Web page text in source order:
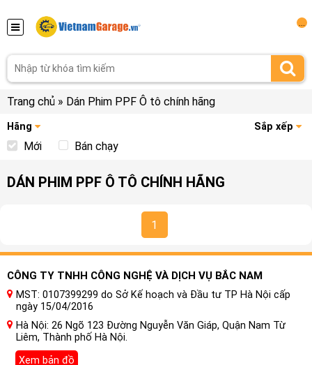
Trang chủ » Dán Phim PPF Ô tô chính hãng
Hãng Sắp xếp
Mới Bán chạy
DÁN PHIM PPF Ô TÔ CHÍNH HÃNG
1
CÔNG TY TNHH CÔNG NGHỆ VÀ DỊCH VỤ BẮC NAM
MST: 0107399299 do Sở Kế hoạch và Đầu tư TP Hà Nội cấp
ngày 15/04/2016
Hà Nội: 26 Ngõ 123 Đường Nguyễn Văn Giáp, Quận Nam Từ
Liêm, Thành phố Hà Nội.
Xem bản đồ